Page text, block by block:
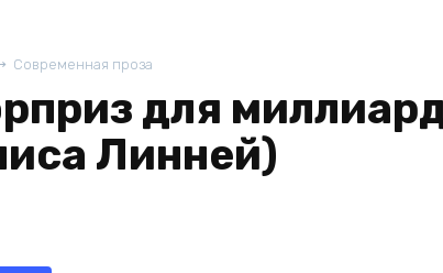
Современная проза
для
Линней)